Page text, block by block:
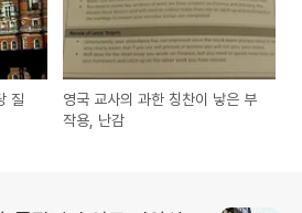
질
영국 교사의 과한 칭찬이 낳은 부
작용, 난감